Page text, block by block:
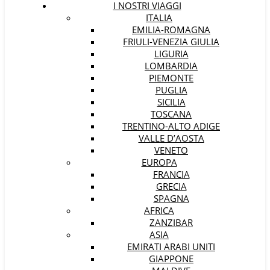
I NOSTRI VIAGGI
ITALIA
EMILIA-ROMAGNA
FRIULI-VENEZIA GIULIA
LIGURIA
LOMBARDIA
PIEMONTE
PUGLIA
SICILIA
TOSCANA
TRENTINO-ALTO ADIGE
VALLE D’AOSTA
VENETO
EUROPA
FRANCIA
GRECIA
SPAGNA
AFRICA
ZANZIBAR
ASIA
EMIRATI ARABI UNITI
GIAPPONE